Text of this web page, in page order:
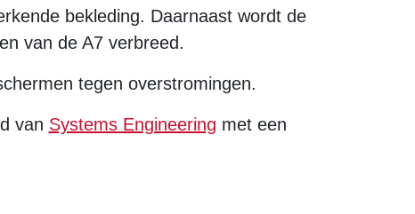
bekleding. Daarnaast wordt de
van de A7 verbreed.
tegen overstromingen.
van Systems Engineering met een